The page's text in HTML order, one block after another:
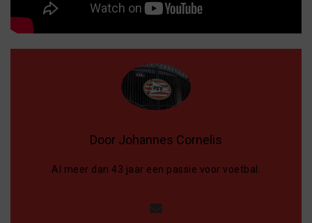
Door Johannes Cornelis
Al meer dan 43 jaar een passie voor voetbal.